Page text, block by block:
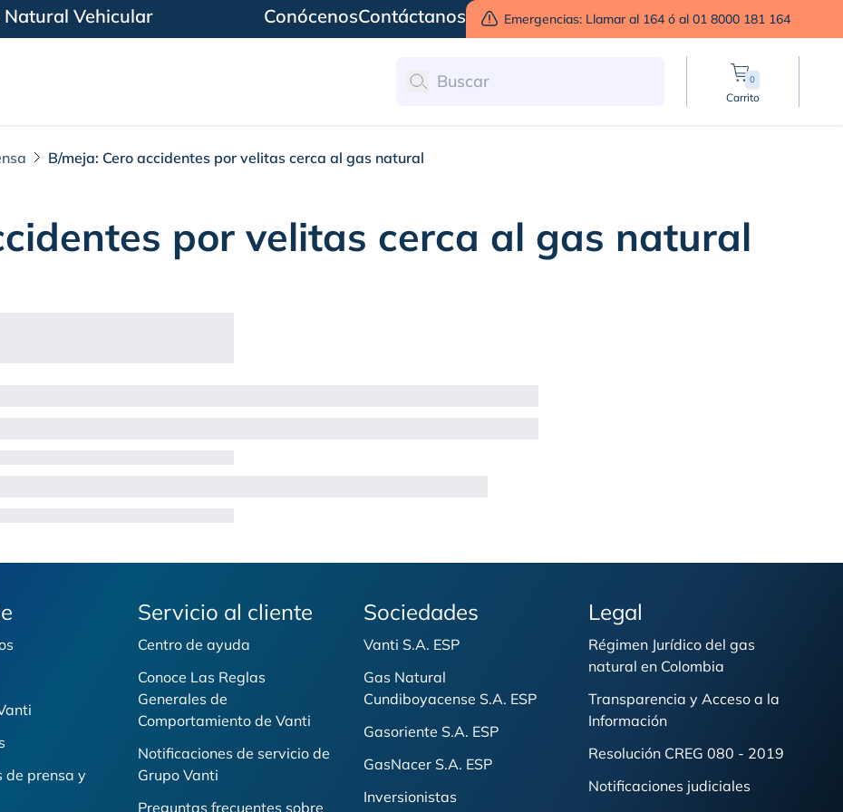
Natural Vehicular ConócenosContáctanos Emergencias: Llamar al 164 ó al 01 8000 181 164
0
Carrito
B/meja: Cero accidentes por velitas cerca al gas natural
por velitas cerca al gas natural
de prensa y
Servicio al cliente
Centro de ayuda
Conoce Las Reglas
Generales de
Comportamiento de Vanti
Notificaciones de servicio de
Grupo Vanti
Preguntas frecuentes sobre
Sociedades
Vanti S.A. ESP
Gas Natural
Cundiboyacense S.A. ESP
Gasoriente S.A. ESP
GasNacer S.A. ESP
Inversionistas
Legal
Régimen Jurídico del gas
natural en Colombia
Transparencia y Acceso a la
Información
Resolución CREG 080 - 2019
Notificaciones judiciales